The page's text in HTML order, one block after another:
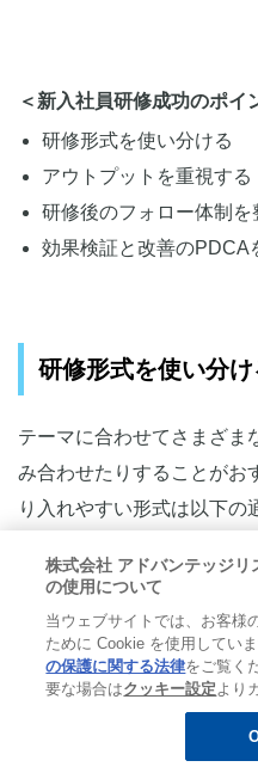
＜新入社員研修成功のポイ
研修形式を使い分ける
アウトプットを重視する
研修後のフォロー体制を
効果検証と改善のPDCA
研修形式を使い分け
テーマに合わせてさまざま
み合わせたりすることがお
り入れやすい形式は以下の
・講義形式
新入社員が一同に会し、講
タイルです。新入社員研修
でもあります。大勢に対し
生じることもあります。
株式会社 アドバンテッジ
の使用について
当ウェブサイトでは、お客様
ために Cookie を使用してい
の保護に関する法律をご覧く
要な場合はクッキー設定より